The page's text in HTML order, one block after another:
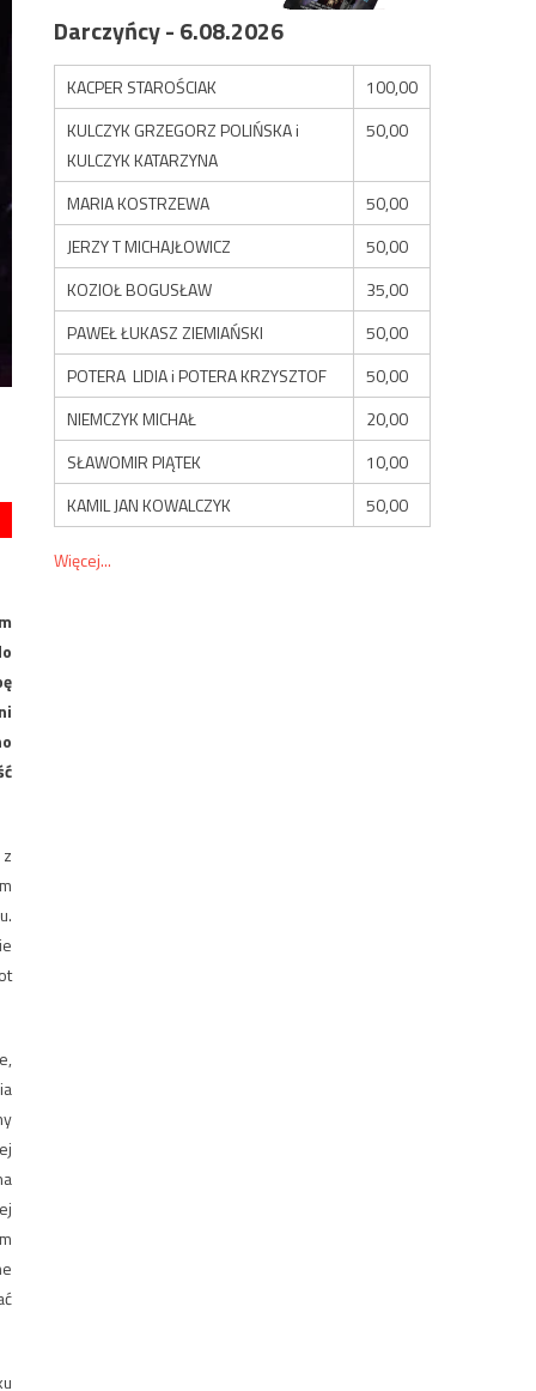
Darczyńcy - 6.08.2026
KACPER STAROŚCIAK
100,00
KULCZYK GRZEGORZ POLIŃSKA i
KULCZYK KATARZYNA
50,00
MARIA KOSTRZEWA
50,00
JERZY T MICHAJŁOWICZ
50,00
KOZIOŁ BOGUSŁAW
35,00
PAWEŁ ŁUKASZ ZIEMIAŃSKI
50,00
POTERA LIDIA i POTERA KRZYSZTOF
50,00
NIEMCZYK MICHAŁ
20,00
SŁAWOMIR PIĄTEK
10,00
KAMIL JAN KOWALCZYK
50,00
Więcej...